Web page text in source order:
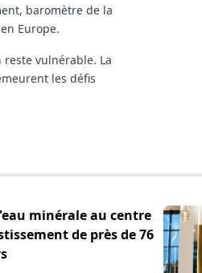
baromètre de la
Europe.
vulnérable. La
les défis
minérale au centre
de près de 76